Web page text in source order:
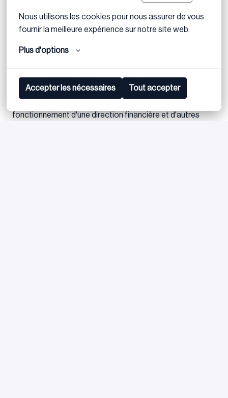
Nous utilisons les cookies pour nous assurer de vous
fournir la meilleure expérience sur notre site web.
Plus d'options
Accepter les nécessaires Tout accepter
cabinet d'audit, et vous souhaitez passer à une activité de
conseil où il sera possible de mettre à profit vos
connaissances de manière opérationnelle.
Ou bien vous avez une expérience encorporate /
contrôle de gestion industrielet vous souhaitez enrichir
fonctionnement d'une direction financière et d'autres